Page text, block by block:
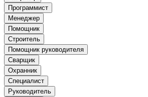
Программист
Менеджер
Помощник
Строитель
Помощник руководителя
Сварщик
Охранник
Специалист
Руководитель